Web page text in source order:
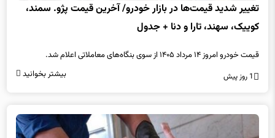
تغییر شدید قیمت‌ها در بازار خودرو/ آخرین قیمت پژو. سمند،
کوییک، سهند، تارا و دنا + جدول
قیمت خودرو امروز ۱۴ مرداد ۱۴۰۵ از سوی بنگاه‌های معاملاتی اعلام شد.
1 روز پیش بیشتر بخوانید